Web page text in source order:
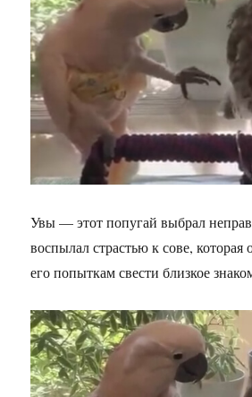
Увы — этот попугай выбрал
воспылал страстью к сове, которая
его попыткам свести близкое